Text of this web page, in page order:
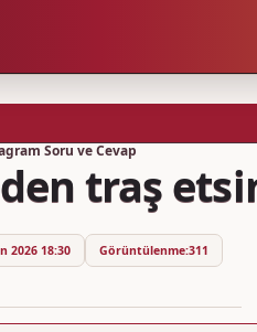
Soru ve Cevap
traş
2026 18:30 Görüntülenme:311